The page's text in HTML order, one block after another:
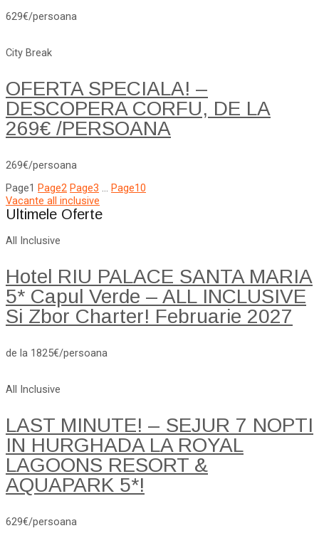
629€/persoana
City Break
OFERTA SPECIALA! –
DESCOPERA CORFU, DE LA
269€ /PERSOANA
269€/persoana
Page1 Page2 Page3 … Page10
Vacante all inclusive
Ultimele Oferte
All Inclusive
Hotel RIU PALACE SANTA MARIA
5* Capul Verde – ALL INCLUSIVE
Si Zbor Charter! Februarie 2027
de la 1825€/persoana
All Inclusive
LAST MINUTE! – SEJUR 7 NOPTI
IN HURGHADA LA ROYAL
LAGOONS RESORT &
AQUAPARK 5*!
629€/persoana